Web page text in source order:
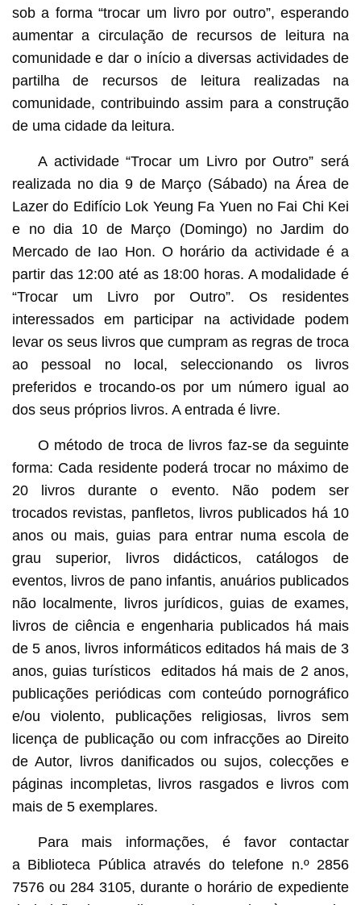
sob a forma “trocar um livro por outro”, esperando
aumentar a circulação de recursos de leitura na
comunidade e dar o início a diversas actividades de
partilha de recursos de leitura realizadas na
comunidade, contribuindo assim para a construção
de uma cidade da leitura.
A actividade “Trocar um Livro por Outro” será
realizada no dia 9 de Março (Sábado) na Área de
Lazer do Edifício Lok Yeung Fa Yuen no Fai Chi Kei
e no dia 10 de Março (Domingo) no Jardim do
Mercado de Iao Hon. O horário da actividade é a
partir das 12:00 até as 18:00 horas. A modalidade é
“Trocar um Livro por Outro”. Os residentes
interessados em participar na actividade podem
levar os seus livros que cumpram as regras de troca
ao pessoal no local, seleccionando os livros
preferidos e trocando-os por um número igual ao
dos seus próprios livros. A entrada é livre.
O método de troca de livros faz-se da seguinte
forma: Cada residente poderá trocar no máximo de
20 livros durante o evento. Não podem ser
trocados revistas, panfletos, livros publicados há 10
anos ou mais, guias para entrar numa escola de
grau superior, livros didácticos, catálogos de
eventos, livros de pano infantis, anuários publicados
não localmente, livros jurídicos, guias de exames,
livros de ciência e engenharia publicados há mais
de 5 anos, livros informáticos editados há mais de 3
anos, guias turísticos editados há mais de 2 anos,
publicações periódicas com conteúdo pornográfico
e/ou violento, publicações religiosas, livros sem
licença de publicação ou com infracções ao Direito
de Autor, livros danificados ou sujos, colecções e
páginas incompletas, livros rasgados e livros com
mais de 5 exemplares.
Para mais informações, é favor contactar
a Biblioteca Pública através do telefone n.º 2856
7576 ou 284 3105, durante o horário de expediente